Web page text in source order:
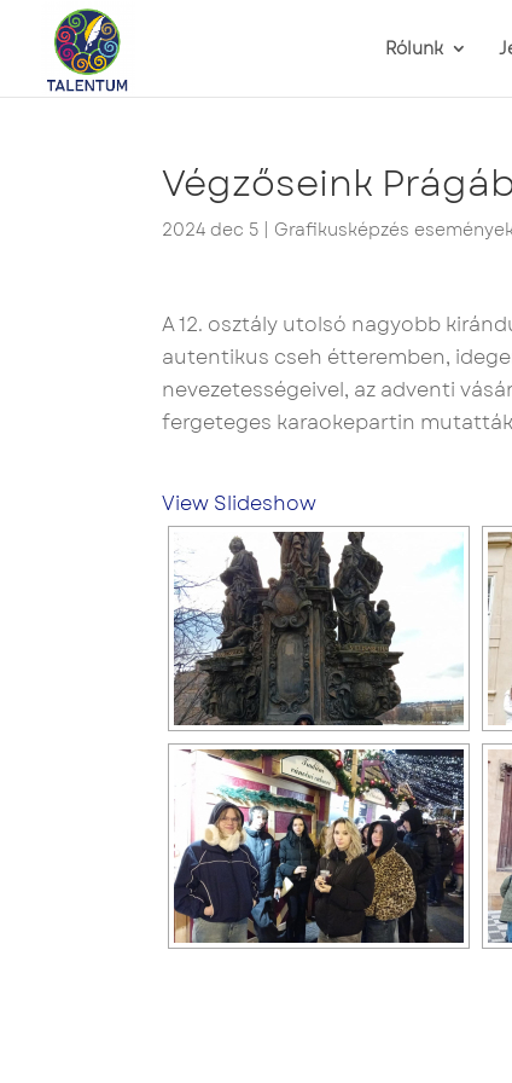
Rólunk
Végzőseink
2024 dec 5 Grafikusképzés
A 12. osztály utolsó nagyobb
autentikus cseh étteremben,
nevezetességeivel, az adventi
fergeteges karaokepartin
View Slideshow